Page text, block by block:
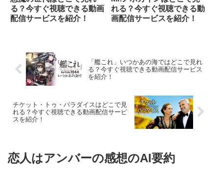
る？今すぐ視聴できる動画
配信サービスを紹介！
れる？今すぐ視聴できる動
画配信サービスを紹介！
「艦これ」いつかあの海ではどこで見れ
る？今すぐ視聴できる動画配信サービス
を紹介！
チケット・トゥ・パラダイスはどこで見
れる？今すぐ視聴できる動画配信サービ
スを紹介！
恋人はアンバーの感想のAI要約